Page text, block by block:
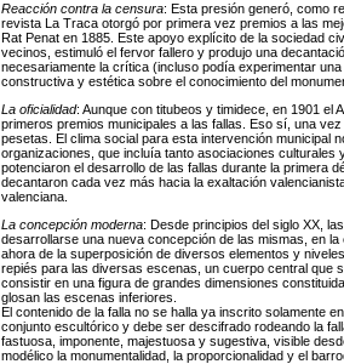
Reacción contra la censura: Esta presión generó, como
revista La Traca otorgó por primera vez premios a las
Rat Penat en 1885. Este apoyo explícito de la sociedad
vecinos, estimuló el fervor fallero y produjo una
necesariamente la crítica (incluso podía experimentar
constructiva y estética sobre el conocimiento del
La oficialidad: Aunque con titubeos y timidece, en 1901 el
primeros premios municipales a las fallas. Eso sí, una
pesetas. El clima social para esta intervención municipal
organizaciones, que incluía tanto asociaciones
potenciaron el desarrollo de las fallas durante la primera
decantaron cada vez más hacia la exaltación
valenciana.
La concepción moderna: Desde principios del siglo XX,
desarrollarse una nueva concepción de las mismas, en
ahora de la superposición de diversos elementos y
repiés para las diversas escenas, un cuerpo central que
consistir en una figura de grandes dimensiones
glosan las escenas inferiores.
El contenido de la falla no se halla ya inscrito solamente
conjunto escultórico y debe ser descifrado rodeando la
fastuosa, imponente, majestuosa y sugestiva, visible
modélico la monumentalidad, la proporcionalidad y el